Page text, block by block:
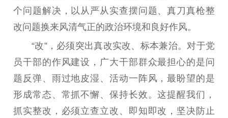
精品生产 文化惠民
文化传承
精神文明
文明创建 文明实践
文明培育
个问题解决，以从严从实查摆问题、真刀真枪整
改问题换来风清气正的政治环境和良好作风。
“改”，必须突出真改实改、标本兼治。对于党
员干部的作风建设，广大干部群众最担心的是问
题反弹、雨过地皮湿、活动一阵风，最盼望的是
形成常态、常抓不懈、保持长效。这提醒我们，
抓实整改，必须立查立改、即知即改，坚决防止